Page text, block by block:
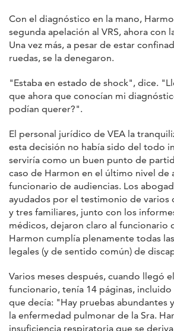
Con el diagnóstico en la mano,
segunda apelación al VRS, ahora con
Una vez más, a pesar de estar
ruedas, se la denegaron.
"Estaba en estado de shock", dice.
que ahora que conocían mi
podían querer?".
El personal jurídico de VEA la
esta decisión no había sido del todo
serviría como un buen punto de
caso de Harmon en el último nivel de
funcionario de audiencias. Los
ayudados por el testimonio de varios
y tres familiares, junto con los
médicos, dejaron claro al funcionario
Harmon cumplía plenamente todas
legales (y de sentido común) de
Varios meses después, cuando llegó
funcionario, tenía 14 páginas,
que decía: "Hay pruebas abundantes
la enfermedad pulmonar de la Sra.
insuficiencia respiratoria que se